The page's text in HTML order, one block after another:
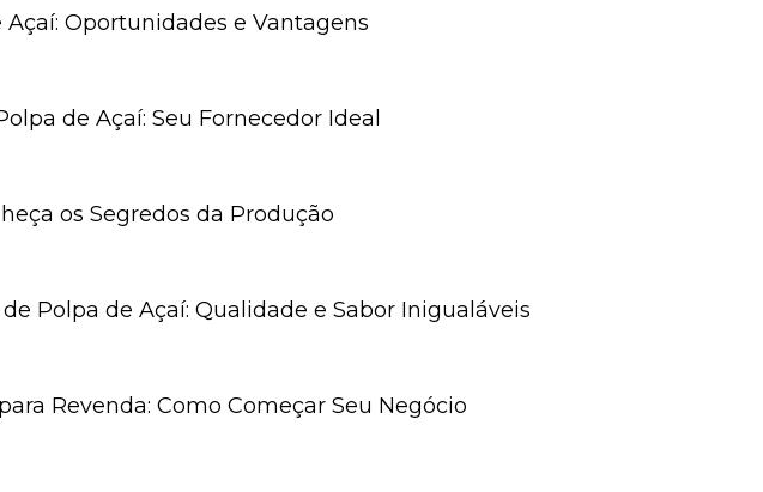
Açaí: Oportunidades e Vantagens
de Açaí: Seu Fornecedor Ideal
os Segredos da Produção
de Polpa de Açaí: Qualidade e Sabor Inigualáveis
Revenda: Como Começar Seu Negócio